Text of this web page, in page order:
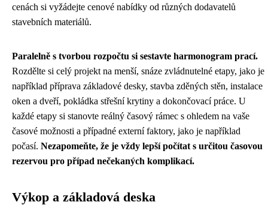
cenách si vyžádejte cenové nabídky od různých dodavatelů
stavebních materiálů.
Paralelně s tvorbou rozpočtu si sestavte harmonogram prací.
Rozdělte si celý projekt na menší, snáze zvládnutelné etapy, jako je
například příprava základové desky, stavba zděných stěn, instalace
oken a dveří, pokládka střešní krytiny a dokončovací práce. U
každé etapy si stanovte reálný časový rámec s ohledem na vaše
časové možnosti a případné externí faktory, jako je například
počasí. Nezapomeňte, že je vždy lepší počítat s určitou časovou
rezervou pro případ nečekaných komplikací.
Výkop a základová deska